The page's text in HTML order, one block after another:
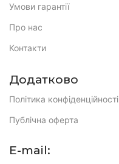
Умови гарантії
Про нас
Контакти
Додатково
Політика конфіденційності
Публічна оферта
E-mail: